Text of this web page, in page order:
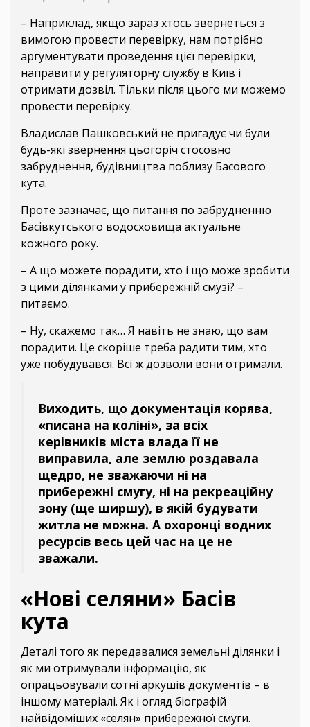
– Наприклад, якщо зараз хтось звернеться з
вимогою провести перевірку, нам потрібно
аргументувати проведення цієї перевірки,
направити у регуляторну службу в Київ і
отримати дозвіл. Тільки після цього ми можемо
провести перевірку.
Владислав Пашковський не пригадує чи були
будь-які звернення цьогоріч стосовно
забруднення, будівництва поблизу Басового
кута.
Проте зазначає, що питання по забрудненню
Басівкутського водосховища актуальне
кожного року.
– А що можете порадити, хто і що може зробити
з цими ділянками у прибережній смузі? –
питаємо.
– Ну, скажемо так… Я навіть не знаю, що вам
порадити. Це скоріше треба радити тим, хто
уже побудувався. Всі ж дозволи вони отримали.
Виходить, що документація корява,
«писана на коліні», за всіх
керівників міста влада її не
виправила, але землю роздавала
щедро, не зважаючи ні на
прибережні смугу, ні на рекреаційну
зону (ще ширшу), в якій будувати
житла не можна. А охоронці водних
ресурсів весь цей час на це не
зважали.
«Нові селяни» Басів
кута
Деталі того як передавалися земельні ділянки і
як ми отримували інформацію, як
опрацьовували сотні аркушів документів – в
іншому матеріалі. Як і огляд біографій
найвідоміших «селян» прибережної смуги.